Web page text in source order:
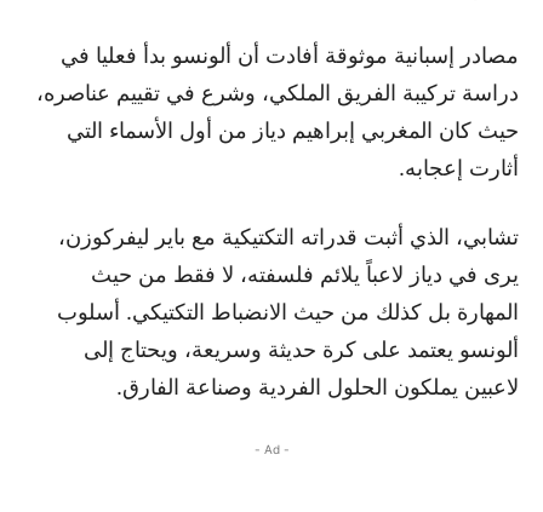
مصادر إسبانية موثوقة أفادت أن ألونسو بدأ فعليا في
دراسة تركيبة الفريق الملكي، وشرع في تقييم عناصره،
حيث كان المغربي إبراهيم دياز من أول الأسماء التي
أثارت إعجابه.
تشابي، الذي أثبت قدراته التكتيكية مع باير ليفركوزن،
يرى في دياز لاعباً يلائم فلسفته، لا فقط من حيث
المهارة بل كذلك من حيث الانضباط التكتيكي. أسلوب
ألونسو يعتمد على كرة حديثة وسريعة، ويحتاج إلى
لاعبين يملكون الحلول الفردية وصناعة الفارق.
- Ad -